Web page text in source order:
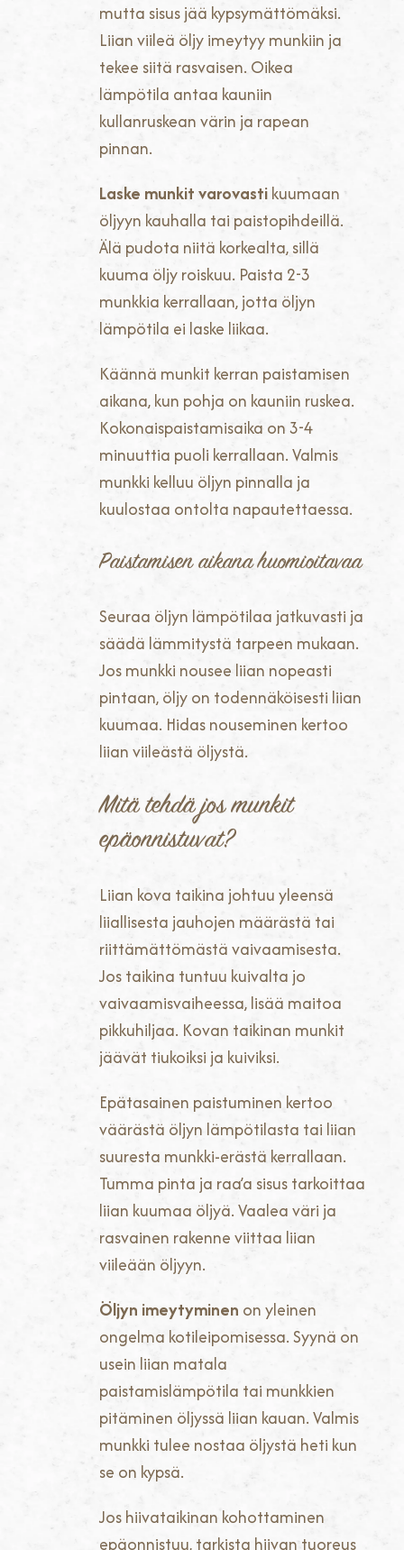
mutta sisus jää kypsymättömäksi.
Liian viileä öljy imeytyy munkiin ja
tekee siitä rasvaisen. Oikea
lämpötila antaa kauniin
kullanruskean värin ja rapean
pinnan.
Laske munkit varovastikuumaan
öljyyn kauhalla tai paistopihdeillä.
Älä pudota niitä korkealta, sillä
kuuma öljy roiskuu. Paista 2-3
munkkia kerrallaan, jotta öljyn
lämpötila ei laske liikaa.
Käännä munkit kerran paistamisen
aikana, kun pohja on kauniin ruskea.
Kokonaispaistamisaika on 3-4
minuuttia puoli kerrallaan. Valmis
munkki kelluu öljyn pinnalla ja
kuulostaa ontolta napautettaessa.
Paistamisen aikana huomioitavaa
Seuraa öljyn lämpötilaa jatkuvasti ja
säädä lämmitystä tarpeen mukaan.
Jos munkki nousee liian nopeasti
pintaan, öljy on todennäköisesti liian
kuumaa. Hidas nouseminen kertoo
liian viileästä öljystä.
Mitä tehdä jos munkit
epäonnistuvat?
Liian kova taikina johtuu yleensä
liiallisesta jauhojen määrästä tai
riittämättömästä vaivaamisesta.
Jos taikina tuntuu kuivalta jo
vaivaamisvaiheessa, lisää maitoa
pikkuhiljaa. Kovan taikinan munkit
jäävät tiukoiksi ja kuiviksi.
Epätasainen paistuminen kertoo
väärästä öljyn lämpötilasta tai liian
suuresta munkki-erästä kerrallaan.
Tumma pinta ja raa’a sisus tarkoittaa
liian kuumaa öljyä. Vaalea väri ja
rasvainen rakenne viittaa liian
viileään öljyyn.
Öljyn imeytyminen on yleinen
ongelma kotileipomisessa. Syynä on
usein liian matala
paistamislämpötila tai munkkien
pitäminen öljyssä liian kauan. Valmis
munkki tulee nostaa öljystä heti kun
se on kypsä.
Jos hiivataikinan kohottaminen
epäonnistuu, tarkista hiivan tuoreus